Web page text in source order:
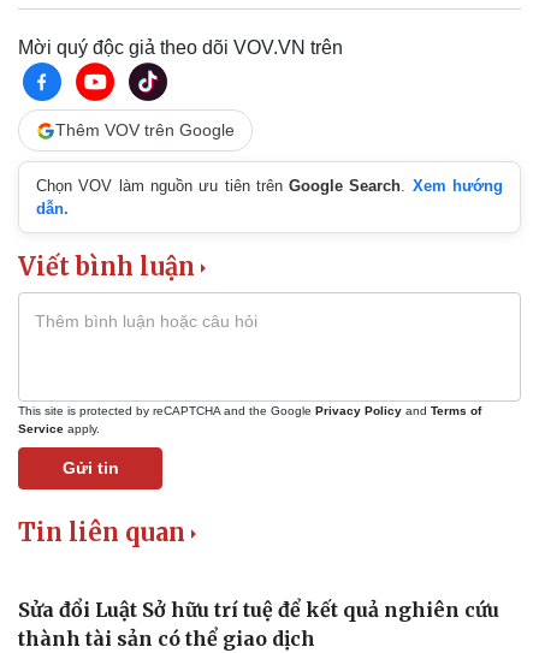
Mời quý độc giả theo dõi VOV.VN trên
Thêm VOV trên Google
Chọn VOV làm nguồn ưu tiên trênGoogle Search. Xem hướng
dẫn.
Viết bình luận
This site is protected by reCAPTCHA and the Google Privacy Policy and Terms of
Service apply.
Gửi tin
Tin liên quan
Sửa đổi Luật Sở hữu trí tuệ để kết quả nghiên cứu
thành tài sản có thể giao dịch